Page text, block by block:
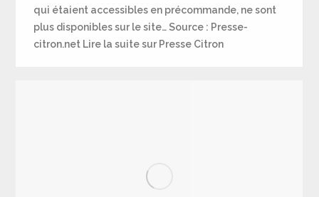
qui étaient accessibles en précommande, ne sont
plus disponibles sur le site… Source : Presse-
citron.net Lire la suite sur Presse Citron